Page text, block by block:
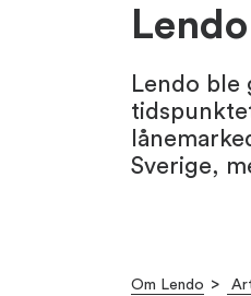
Lendo ble
Sverige,
Om Lendo